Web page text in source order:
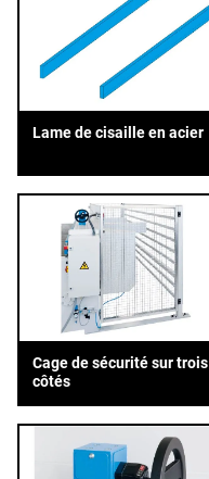
Lame de cisaille en acier
Cage de sécurité sur trois
côtés